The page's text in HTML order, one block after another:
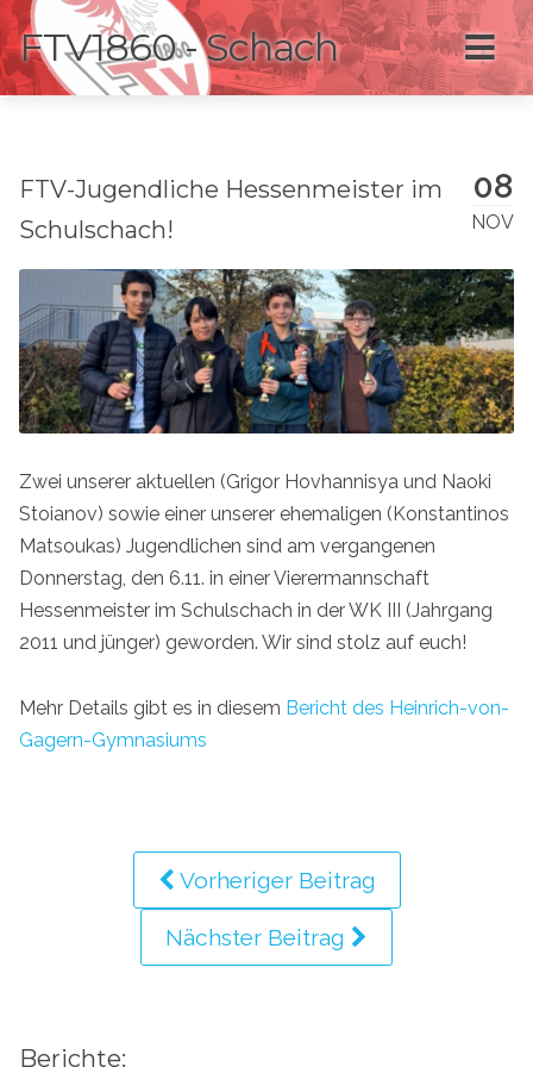
FTV1860 - Schach
08
NOV
FTV-Jugendliche Hessenmeister im
Schulschach!
Zwei unserer aktuellen (Grigor Hovhannisya und Naoki
Stoianov) sowie einer unserer ehemaligen (Konstantinos
Matsoukas) Jugendlichen sind am vergangenen
Donnerstag, den 6.11. in einer Vierermannschaft
Hessenmeister im Schulschach in der WK III (Jahrgang
2011 und jünger) geworden. Wir sind stolz auf euch!
Mehr Details gibt es in diesem Bericht des Heinrich-von-
Gagern-Gymnasiums
Vorheriger Beitrag
Nächster Beitrag
Berichte: